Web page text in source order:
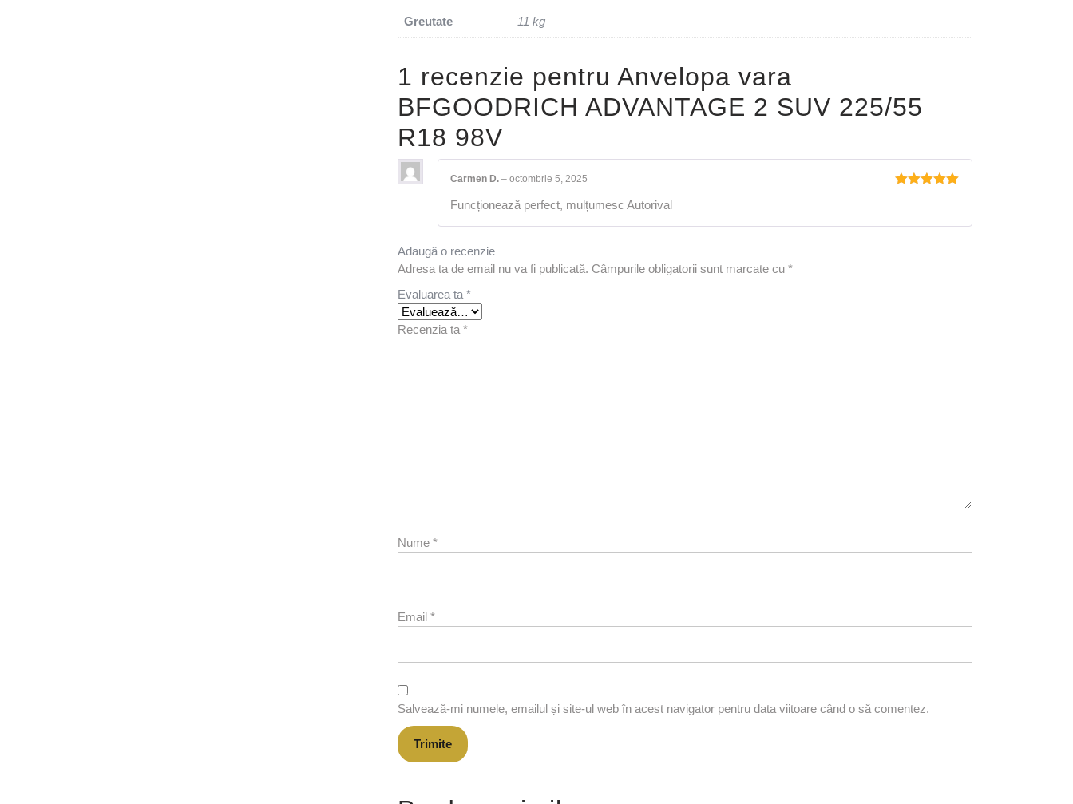
Greutate 11 kg
1 recenzie pentru Anvelopa vara
BFGOODRICH ADVANTAGE 2 SUV 225/55
R18 98V
Carmen D. – octombrie 5, 2025
Funcționează perfect, mulțumesc Autorival
Adaugă o recenzie
Adresa ta de email nu va fi publicată. Câmpurile obligatorii sunt marcate cu *
Evaluarea ta *
Recenzia ta *
Nume *
Email *
Salvează-mi numele, emailul și site-ul web în acest navigator pentru data viitoare când o să comentez.